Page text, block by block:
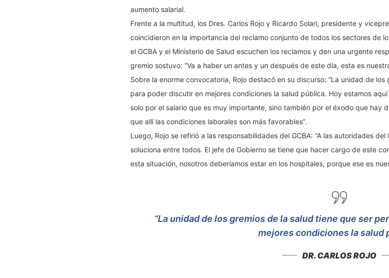
aumento salarial.
Frente a la multitud, los Dres. Carlos Rojo y Ricardo Solari, presidente y
coincidieron en la importancia del reclamo conjunto de todos los sectores de
el GCBA y el Ministerio de Salud escuchen los reclamos y den una urgente
gremio sostuvo: “Va a haber un antes y un después de este día, esta es
Sobre la enorme convocatoria, Rojo destacó en su discurso: “La unidad de
para poder discutir en mejores condiciones la salud pública. Hoy estamos
solo por el salario que es muy importante, sino también por el éxodo que hay
que allí las condiciones laborales son más favorables”.
Luego, Rojo se refirió a las responsabilidades del GCBA: “A las autoridades
soluciona entre todos. El jefe de Gobierno se tiene que hacer cargo de este
esta situación, nosotros deberíamos estar en los hospitales, porque ese es
“La unidad de los gremios de la salud tiene que ser
mejores condiciones la salud
DR. CARLOS ROJO